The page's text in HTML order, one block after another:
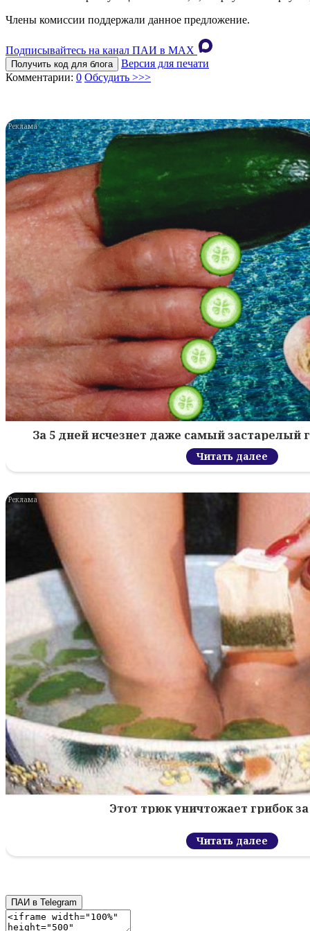
Члены комиссии поддержали данное предложение.
Подписывайтесь на канал ПАИ в MAХ
Получить код для блога
Версия для печати
Комментарии: 0 Обсудить >>>
За 5 дней исчезнет даже самый застарелый
Читать далее
Этот трюк уничтожает грибок
Читать далее
ПАИ в Telegram